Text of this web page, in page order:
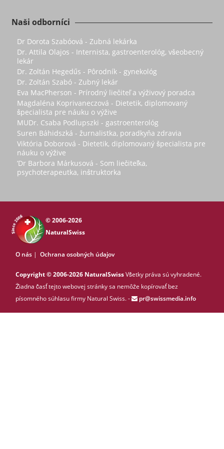
Naši odborníci
Dr Dorota Szabóová - Zubná lekárka
Dr. Attila Olajos - Internista, gastroenterológ, všeobecný
lekár
Dr. Zoltán Hegedűs - Pôrodník - gynekológ
Dr. Zoltán Szabó - Zubný lekár
Eva MacPherson - Prírodný liečiteľ a výživový poradca
Magdaléna Koprivaneczová - Dietetik, diplomovaný
špecialista pre náuku o výžive
MUDr. Csaba Podlupszki - gastroenterológ
Suren Báhidszká - žurnalistka, poradkyňa zdravia
Viktória Doborová - Dietetik, diplomovaný špecialista pre
náuku o výžive
’Dr Barbora Márkusová - Som liečiteľka,
psychoterapeutka, inštruktorka
© 2006-2026
NaturalSwiss
O nás | Ochrana osobných údajov
Copyright © 2006-2026 NaturalSwissVšetky práva sú vyhradené.
Žiadna časť tejto webovej stránky sa nemôže kopírovať bez
písomného súhlasu firmy Natural Swiss. -
pr@swissmedia.info